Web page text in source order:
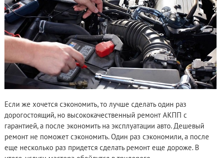
Если же хочется сэкономить, то лучше сделать один раз
дорогостоящий, но высококачественный ремонт АКПП с
гарантией, а после экономить на эксплуатации авто. Дешевый
ремонт не поможет сэкономить. Один раз сэкономили, а после
еще несколько раз придется сделать ремонт еще дороже. В